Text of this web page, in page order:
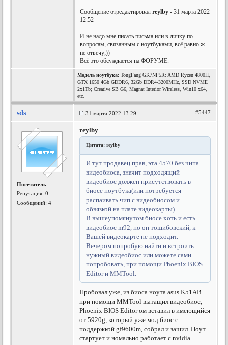
Сообщение отредактировалreylby - 31 марта 2022
12:52
---------------------------------------------------------
И не надо мне писать письма или в личку по
вопросам, связанным с ноутбуками, всё равно ж
не отвечу;))
Всё это обсуждается на ФОРУМЕ.
Модель ноутбука: TongFang GK7NP5R: AMD Ryzen 4800H,
GTX 1650 4Gb GDDR6, 32Gb DDR4-3200MHz, SSD NVME
2x1Tb; Creative SB G6, Magnat Interior Wireless, Win10 x64,
etc.
sds 31 марта 2022 13:29 #5447
Посетитель
Репутация:0
Сообщений: 4
reylby
Цитата: reylby
И тут продавец прав, эта 4570 без чипа
видеобиоса, значит подходящий
видеобиос должен присутствовать в
биосе ноутбука(или потребуется
распаивать чип с видеобиосом и
обвязкой на плате видеокарты).
В вышеупомянутом биосе хоть и есть
видеобиос m92, но он тошибовский, к
Вашей видеокарте не подходит.
Вечером попробую найти и встроить
нужный видеобиос или можете сами
попробовать, при помощи Phoenix BIOS
Editor и MMTool.
Пробовал уже, из биоса ноута asus K51AB
при помощи MMTool вытащил видеобиос,
Phoenix BIOS Editor ом вставил в имеющийся
от 5920g, который уже мод биос с
поддержкой gf9600m, собрал и зашил. Ноут
стартует и номально работает с nvidia